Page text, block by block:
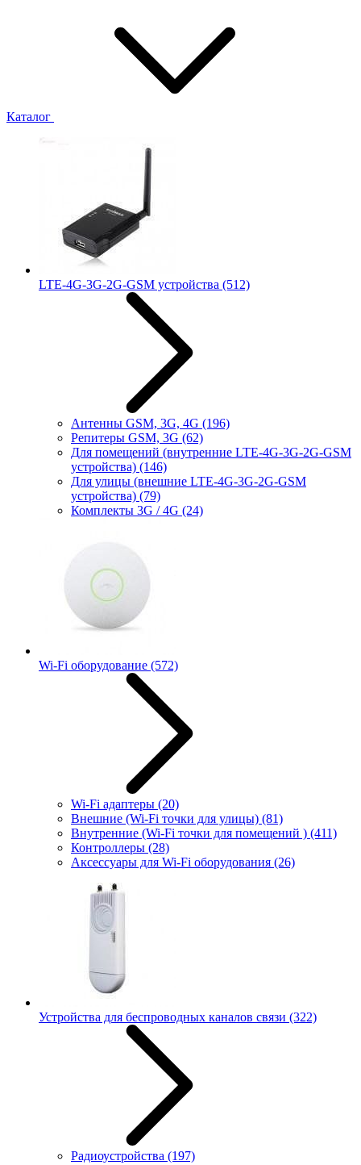
Каталог
LTE-4G-3G-2G-GSM устройства (512)
Антенны GSM, 3G, 4G (196)
Репитеры GSM, 3G (62)
Для помещений (внутренние LTE-4G-3G-2G-GSM
устройства) (146)
Для улицы (внешние LTE-4G-3G-2G-GSM
устройства) (79)
Комплекты 3G / 4G (24)
Wi-Fi оборудование (572)
Wi-Fi адаптеры (20)
Внешние (Wi-Fi точки для улицы) (81)
Внутренние (Wi-Fi точки для помещений ) (411)
Контроллеры (28)
Аксессуары для Wi-Fi оборудования (26)
Устройства для беспроводных каналов связи (322)
Радиоустройства (197)